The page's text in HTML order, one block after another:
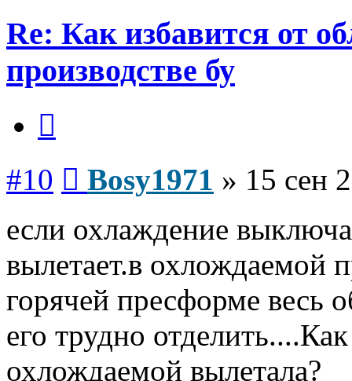
Re: Как избавится от
производстве бу
#10 Bosy1971 » 15 сен
если охлаждение
вылетает.в охлождаемой
горячей пресформе весь
его трудно
охлождаемой вылетала?